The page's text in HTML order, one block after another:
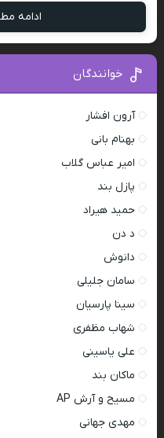
ادامه
خوانندگان
آرون افشار
بهنام بانی
امیر عباس گلاب
پازل بند
حمید هیراد
د دن
دانوش
سامان جلیلی
سینا پارسیان
شهاب مظفری
علی یاسینی
ماکان بند
مسیح و آرش AP
مهدی جهانی